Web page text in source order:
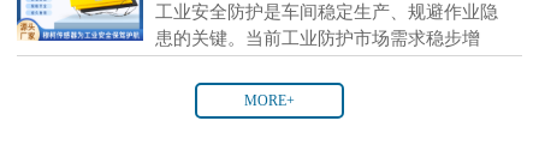
工业安全防护是车间稳定生产、规避作业隐
患的关键。当前工业防护市场需求稳步增
MORE+